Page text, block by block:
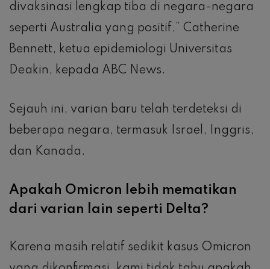
divaksinasi lengkap tiba di negara-negara
seperti Australia yang positif,” Catherine
Bennett, ketua epidemiologi Universitas
Deakin, kepada ABC News.
Sejauh ini, varian baru telah terdeteksi di
beberapa negara, termasuk Israel, Inggris,
dan Kanada.
Apakah Omicron lebih mematikan
dari varian lain seperti Delta?
Karena masih relatif sedikit kasus Omicron